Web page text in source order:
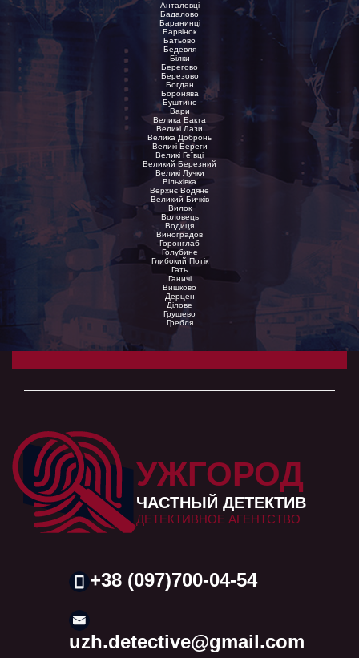
Анталовці
Бадалово
Баранинці
Барвінок
Батьово
Бедевля
Білки
Берегово
Березово
Богдан
Боронява
Буштино
Вари
Велика Бакта
Великі Лази
Велика Добронь
Великі Береги
Великі Геївці
Великий Березний
Великі Лучки
Вільхівка
Верхнє Водяне
Великий Бичків
Вилок
Воловець
Водиця
Виноградов
Горонглаб
Голубине
Глибокий Потік
Гать
Ганичі
Вишково
Дерцен
Ділове
Грушево
Гребля
УЖГОРОД
ЧАСТНЫЙ ДЕТЕКТИВ
ДЕТЕКТИВНОЕ АГЕНТСТВО
+38 (097)700-04-54
uzh.detective@gmail.com